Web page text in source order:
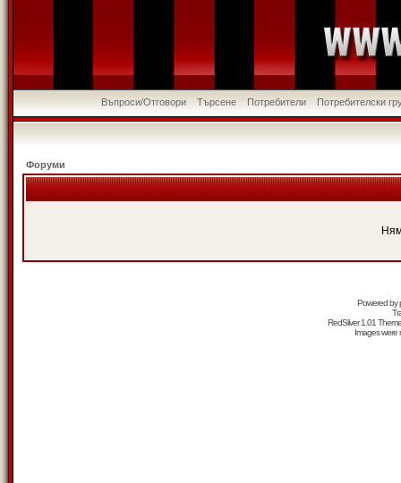
Въпроси/Отговори Търсене Потребители Потребителски
Форуми
Powered by
RedSilver 1.01
Images were